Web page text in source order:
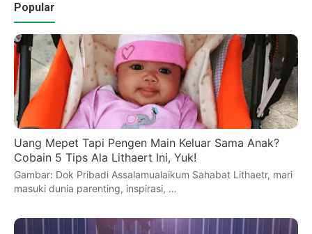
Popular
Uang Mepet Tapi Pengen Main Keluar Sama Anak?
Cobain 5 Tips Ala Lithaert Ini, Yuk!
Gambar: Dok Pribadi Assalamualaikum Sahabat Lithaetr, mari
masuki dunia parenting, inspirasi, …